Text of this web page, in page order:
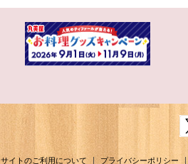
サイトのご利用について プライバシーポリシー